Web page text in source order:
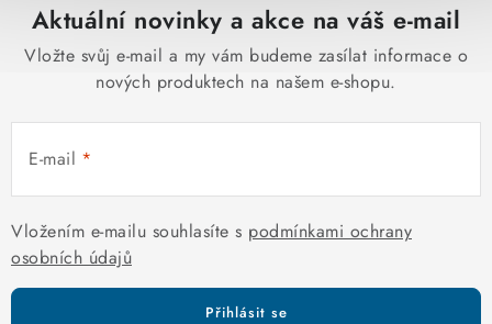
a
c
p
r
v
k
y
v
ý
Aktuální novinky a akce na váš e-mail
Vložte svůj e-mail a my vám budeme zasílat informace o
nových produktech na našem e-shopu.
E-mail
Vložením e-mailu souhlasíte s podmínkami ochrany
osobních údajů
Přihlásit se